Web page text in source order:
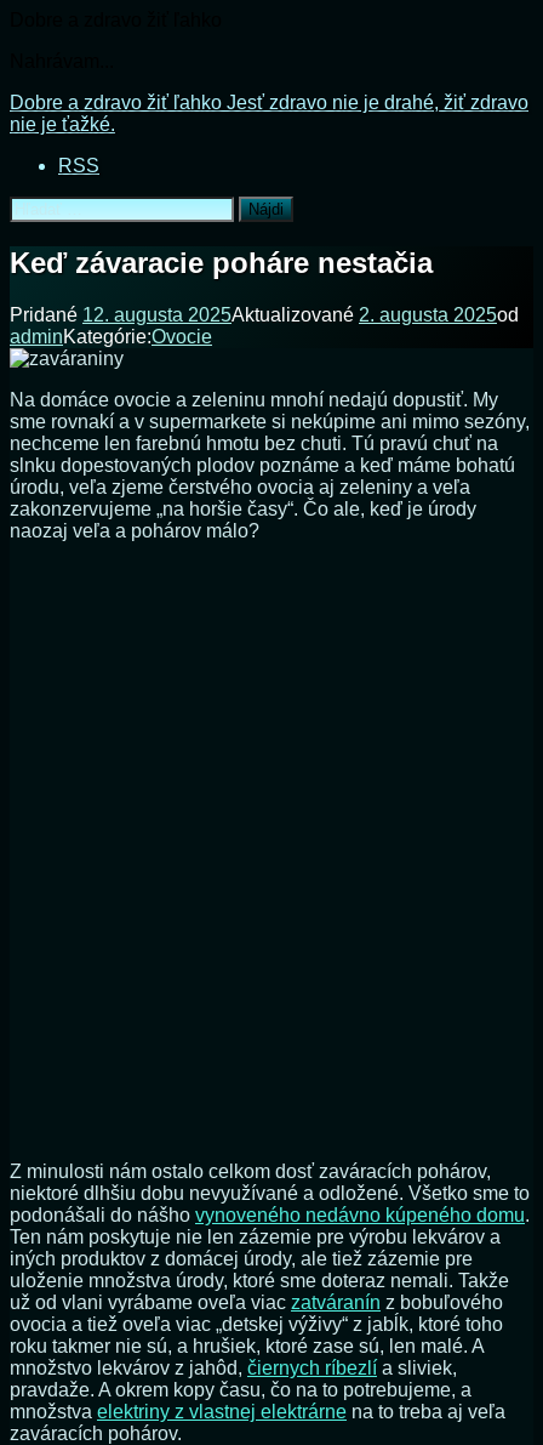
Prejsť
na
Dobre a zdravo žiť ľahko Jesť zdravo nie je drahé, žiť zdravo
nie je ťažké.
RSS
Hľadať:
Keď závaracie poháre nestačia
Pridané 12. augusta 2025Aktualizované 2. augusta 2025od
adminKategórie:Ovocie
Na domáce ovocie a zeleninu mnohí nedajú dopustiť. My
sme rovnakí a v supermarkete si nekúpime ani mimo sezóny,
nechceme len farebnú hmotu bez chuti. Tú pravú chuť na
slnku dopestovaných plodov poznáme a keď máme bohatú
úrodu, veľa zjeme čerstvého ovocia aj zeleniny a veľa
zakonzervujeme „na horšie časy“. Čo ale, keď je úrody
naozaj veľa a pohárov málo?
Z minulosti nám ostalo celkom dosť zaváracích pohárov,
niektoré dlhšiu dobu nevyužívané a odložené. Všetko sme to
podonášali do nášho vynoveného nedávno kúpeného domu.
Ten nám poskytuje nie len zázemie pre výrobu lekvárov a
iných produktov z domácej úrody, ale tiež zázemie pre
uloženie množstva úrody, ktoré sme doteraz nemali. Takže
už od vlani vyrábame oveľa viac zatváranín z bobuľového
ovocia a tiež oveľa viac „detskej výživy“ z jabĺk, ktoré toho
roku takmer nie sú, a hrušiek, ktoré zase sú, len malé. A
množstvo lekvárov z jahôd, čiernych ríbezlí a sliviek,
pravdaže. A okrem kopy času, čo na to potrebujeme, a
množstva elektriny z vlastnej elektrárne na to treba aj veľa
zaváracích pohárov.